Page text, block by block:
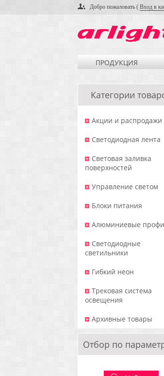
Добро пожаловать ( Вход в
ПРОДУКЦИЯ
Категории
Акции и распродажи
Светодиодная лента
Световая заливка
поверхностей
Управление светом
Блоки питания
Алюминиевые
Светодиодные
светильники
Гибкий неон
Трековая система
освещения
Архивные товары
Отбор по